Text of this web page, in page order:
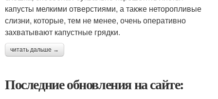
капусты мелкими отверстиями, а также неторопливые
слизни, которые, тем не менее, очень оперативно
захватывают капустные грядки.
читать дальше →
Последние обновления на сайте: